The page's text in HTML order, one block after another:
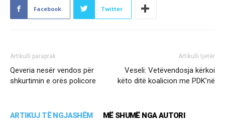
Facebook Twitter
Artikulli paraprak
Qeveria nesër vendos për
shkurtimin e orës policore
Artikulli tjetër
Veseli: Vetëvendosja kërkoi
këto ditë koalicion me PDK’në
ARTIKUJ TË NGJASHËM MË SHUMË NGA AUTORI